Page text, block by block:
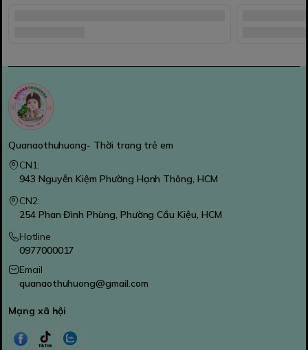
Quanaothuhuong- Thời trang trẻ em
CN1:
943 Nguyễn Kiệm Phường Hạnh Thông, HCM
CN2:
254 Phan Đình Phùng, Phường Cầu Kiệu, HCM
Hotline
0977000017
Email
quanaothuhuong@gmail.com
Mạng xã hội